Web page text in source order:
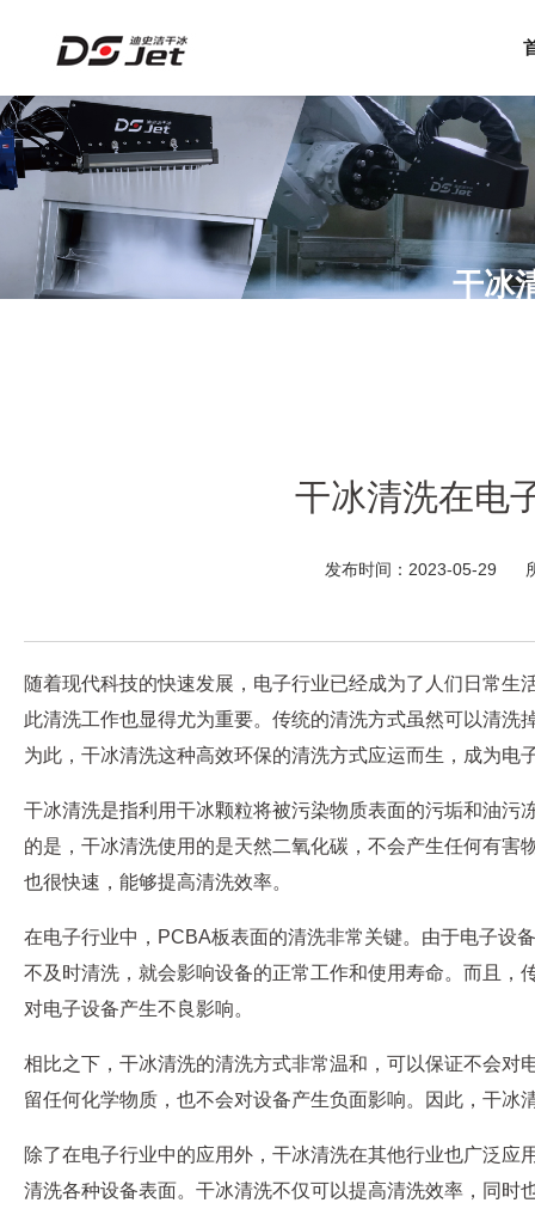
干冰
干冰清洗在电
发布时间：2023-05-29
随着现代科技的快速发展，电子行业已经成为了人们日常
此清洗工作也显得尤为重要。传统的清洗方式虽然可以清
为此，干冰清洗这种高效环保的清洗方式应运而生，成为电
干冰清洗是指利用干冰颗粒将被污染物质表面的污垢和油污
的是，干冰清洗使用的是天然二氧化碳，不会产生任何有
也很快速，能够提高清洗效率。
在电子行业中，PCBA板表面的清洗非常关键。由于电子设
不及时清洗，就会影响设备的正常工作和使用寿命。而且
对电子设备产生不良影响。
相比之下，干冰清洗的清洗方式非常温和，可以保证不会
留任何化学物质，也不会对设备产生负面影响。因此，干
除了在电子行业中的应用外，干冰清洗在其他行业也广泛
清洗各种设备表面。干冰清洗不仅可以提高清洗效率，同